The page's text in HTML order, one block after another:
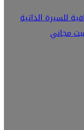
للسيرة الذاتية